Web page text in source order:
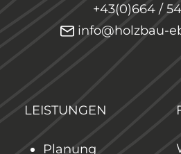
+43(0)664 /
info@holzbau-
LEISTUNGEN
Planung